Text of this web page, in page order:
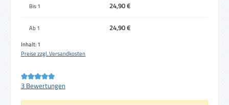
Bis1 24,90 €
Ab1 24,90 €
Inhalt:1
Preise zzgl. Versandkosten
Durchschnittliche Bewertung von 5 von 5 Sternen
3 Bewertungen